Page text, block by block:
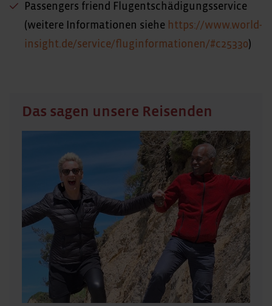
Passengers friend Flugentschädigungsservice
(weitere Informationen siehe https://www.world-
insight.de/service/fluginformationen/#c25330)
Das sagen unsere Reisenden